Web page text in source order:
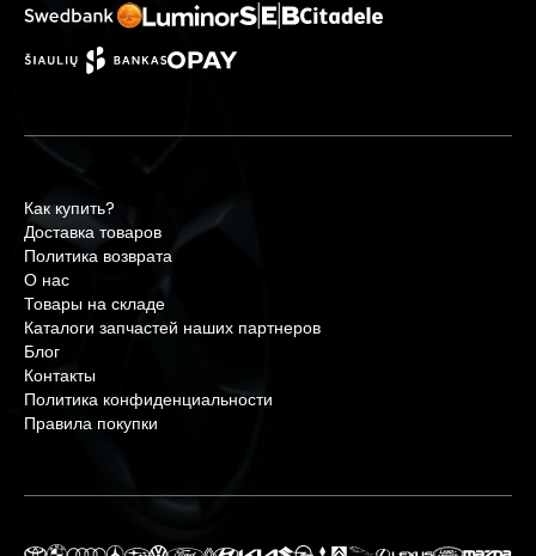
Как купить?
Доставка товаров
Политика возврата
О нас
Товары на складе
Каталоги запчастей наших партнеров
Блог
Контакты
Политика конфиденциальности
Правила покупки